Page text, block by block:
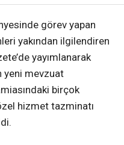
görev yapan
yakından ilgilendiren
yayımlanarak
yeni mevzuat
birçok
hizmet tazminatı